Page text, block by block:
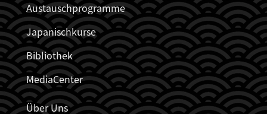
Austauschprogramme
Japanischkurse
Bibliothek
MediaCenter
Über Uns